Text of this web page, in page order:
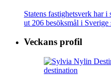
Statens fastighetsverk har
ut 206 besöksmål i
Veckans profil